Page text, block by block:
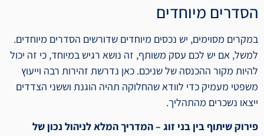
הסדרים מיוחדים
במקרים מסוימים, יש נכסים מיוחדים שדורשים הסדרים מיוחדים.
למשל, אם יש לכם עסק משותף, זה נושא רגיש במיוחד, כי זה יכול
להיות מקור ההכנסה של שניכם. כאן נדרשת זהירות רבה וייעוץ
משפטי מעמיק כדי לוודא שהחלוקה תהיה הוגנת וששני הצדדים
ייצאו נשכרים מהתהליך.
פירוק שיתוף בין בני זוג – המדריך המלא לניהול נכון של